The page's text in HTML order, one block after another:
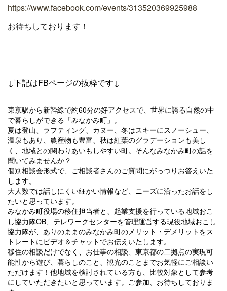
https://www.facebook.com/events/313520369925988
お待ちしております！
↓下記はFBページの抜粋です↓
東京駅から新幹線で約60分の好アクセスで、世界に誇る自然の中
で暮らしができる「みなかみ町」。
夏は登山、ラフティング、カヌー、冬はスキーにスノーシュー、
温泉もあり、農産物も豊富、秋は紅葉のグラデーションも美し
く、地域との関わりあいもしやすい町。そんなみなかみ町の話を
聞いてみませんか？
個別相談会形式で、ご相談者さんのご質問にがっつりお答えいた
します。
大人数では話しにくい細かい情報など、ニーズに沿ったお話をし
たいと思っています。
みなかみ町役場の移住担当者と、起業支援を行っている地域おこ
し協力隊OB、テレワークセンターを管理運営する現役地域おこし
協力隊が、ありのままのみなかみ町のメリット・デメリットをス
トレートにビデオ＆チャットでお伝えいたします。
移住の相談だけでなく、お仕事の相談、東京都の二拠点の実現可
能性から遊び、暮らしのこと、観光のことまでお気軽にご相談い
ただけます！他地域を検討されている方も、比較対象として参考
にしていただきたいと思っています。ご参加、お待ちしておりま